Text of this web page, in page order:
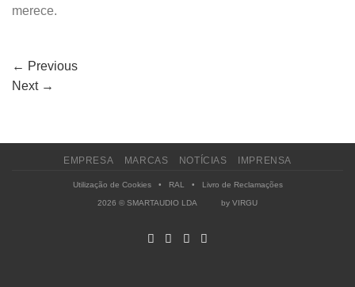
merece.
← Previous
Next →
EMPRESA MARCAS NOTÍCIAS IMPRENSA
Utilização de Cookies• RAL • Livro de Reclamações
2026 © SMARTAUDIO LDA by VIRGU